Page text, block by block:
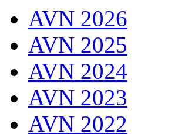
AVN 2026
AVN 2025
AVN 2024
AVN 2023
AVN 2022